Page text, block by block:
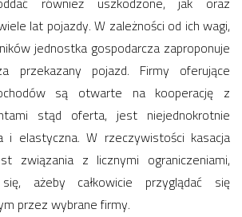
lat pojazdy. W zależności od ich wagi,
jednostka gospodarcza zaproponuje
przekazany pojazd. Firmy oferujące
są otwarte na kooperację z
stąd oferta, jest niejednokrotnie
i elastyczna. W rzeczywistości kasacja
związania z licznymi ograniczeniami,
ażeby całkowicie przyglądać się
przez wybrane firmy.